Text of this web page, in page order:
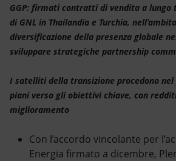
GGP: firmati contratti di vendita a lungo
di GNL in Thailandia e Turchia,
diversificazione della presenza globale
sviluppare strategiche partnership
I satelliti della transizione procedono
piani verso gli obiettivi chiave, con
miglioramento
Con l’accordo vincolante per
Energia firmato a dicembre,